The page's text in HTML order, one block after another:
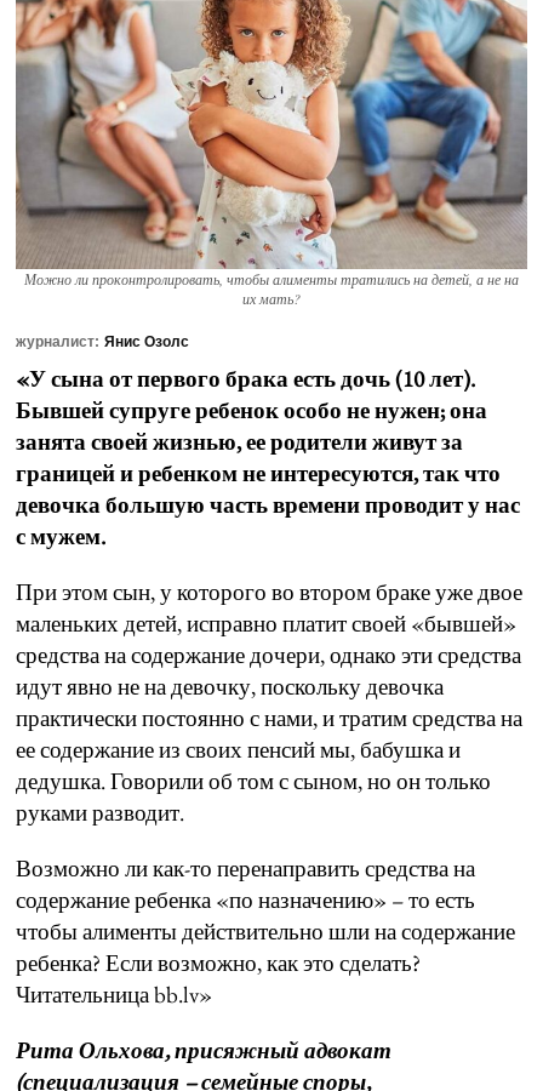
Можно ли проконтролировать, чтобы алименты тратились на детей, а не на
их мать?
журналист: Янис Озолс
«У сына от первого брака есть дочь (10 лет).
Бывшей супруге ребенок особо не нужен; она
занята своей жизнью, ее родители живут за
границей и ребенком не интересуются, так что
девочка большую часть времени проводит у нас
с мужем.
При этом сын, у которого во втором браке уже двое
маленьких детей, исправно платит своей «бывшей»
средства на содержание дочери, однако эти средства
идут явно не на девочку, поскольку девочка
практически постоянно с нами, и тратим средства на
ее содержание из своих пенсий мы, бабушка и
дедушка. Говорили об том с сыном, но он только
руками разводит.
Возможно ли как-то перенаправить средства на
содержание ребенка «по назначению» – то есть
чтобы алименты действительно шли на содержание
ребенка? Если возможно, как это сделать?
Читательница bb.lv»
Рита Ольхова, присяжный адвокат
(специализация – семейные споры,